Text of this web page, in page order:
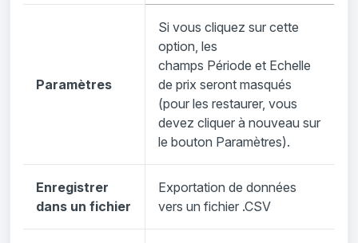
Paramètres
Si vous cliquez sur cette
option, les
champs Période et Echelle
de prix seront masqués
(pour les restaurer, vous
devez cliquer à nouveau sur
le bouton Paramètres).
Enregistrer
dans un fichier
Exportation de données
vers un fichier .CSV